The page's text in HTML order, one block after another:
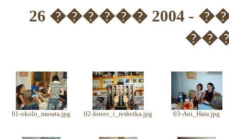
26 ������ 2004
01-okolo_masata.jpg 02-Ionov_i_reshetka.jpg 03-Ani_Hara.jpg